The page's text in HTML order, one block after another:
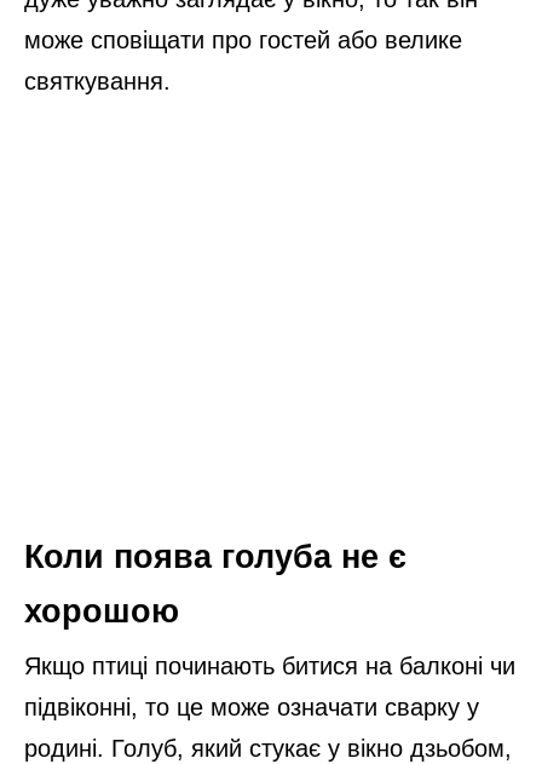
може сповіщати про гостей або велике
святкування.
Коли поява голуба не є
хорошою
Якщо птиці починають битися на балконі чи
підвіконні, то це може означати сварку у
родині. Голуб, який стукає у вікно дзьобом,